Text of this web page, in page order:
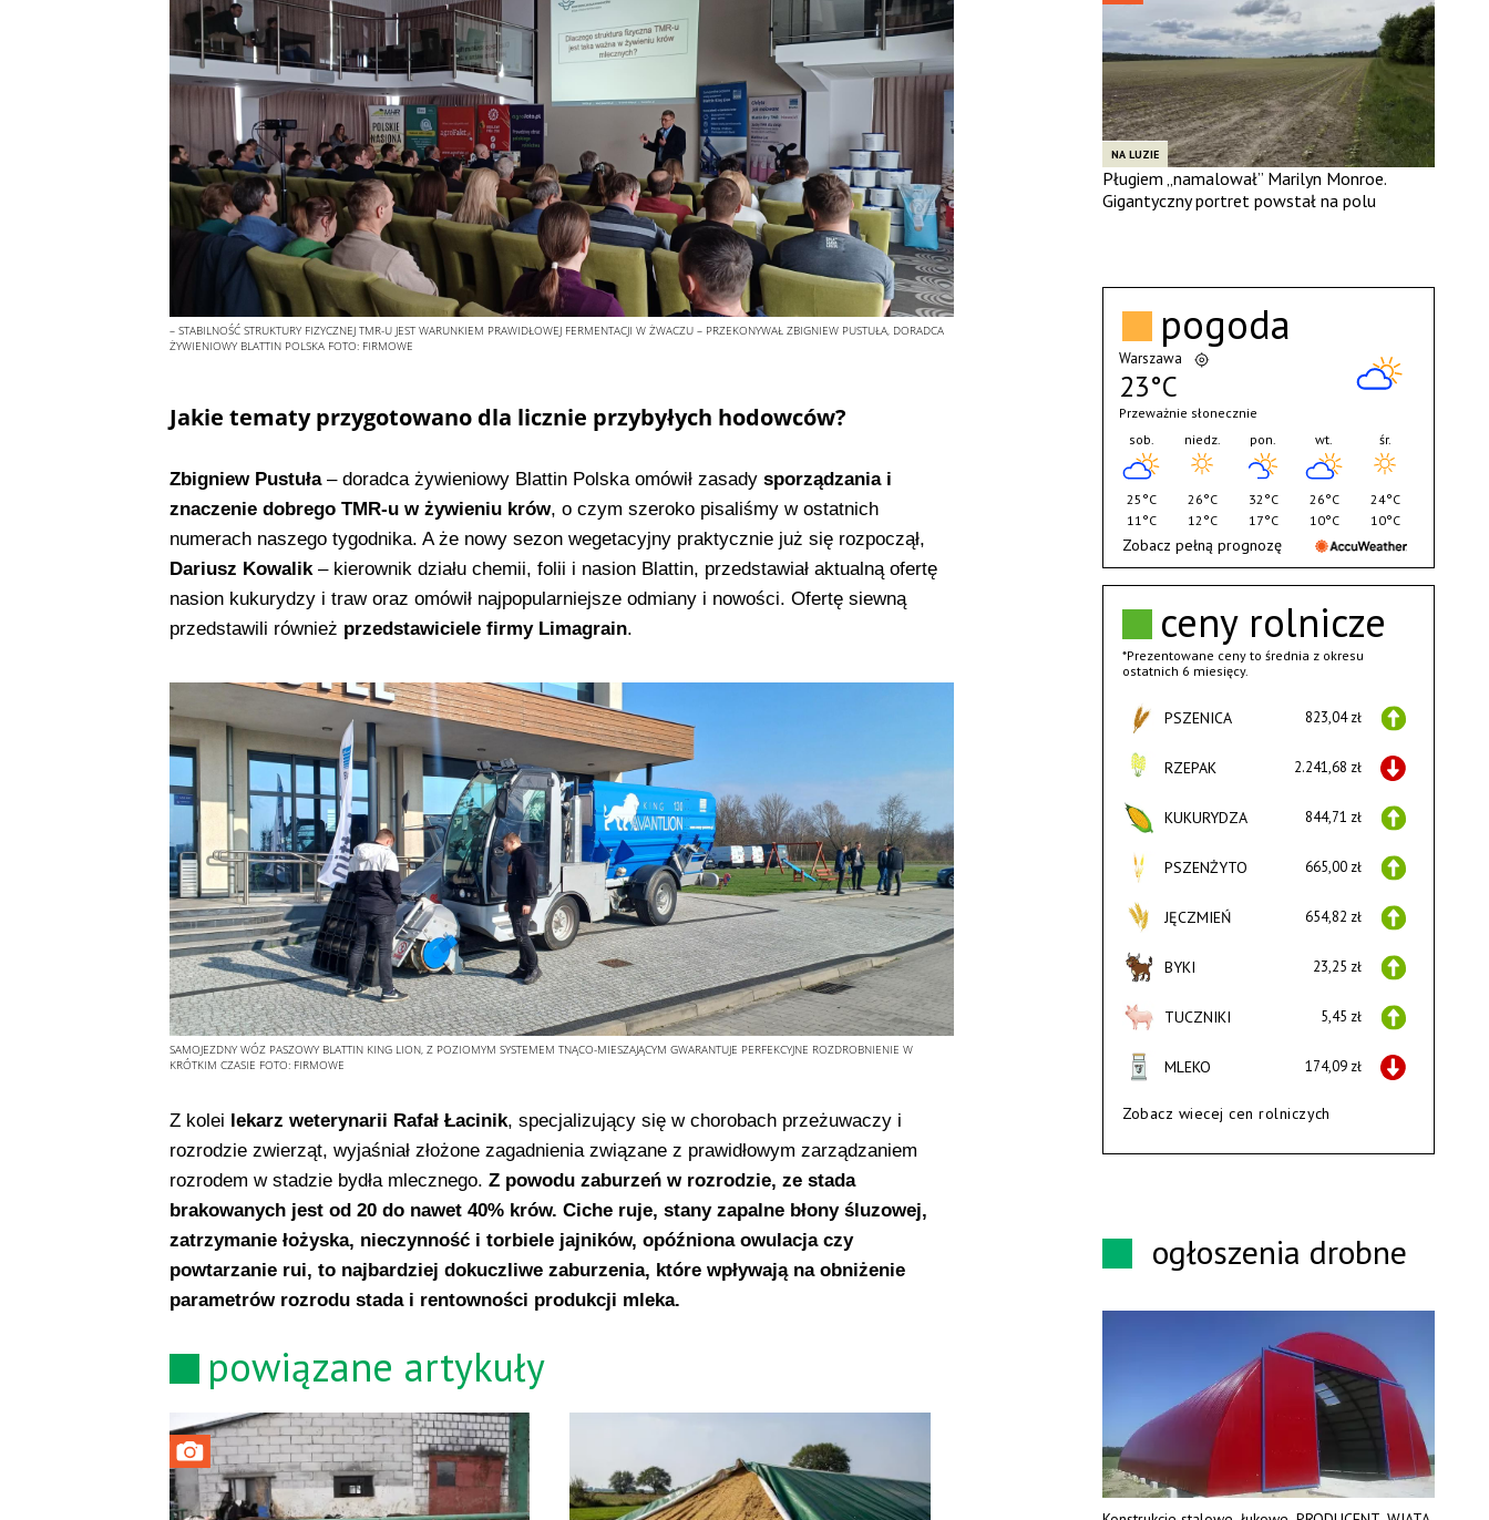
– STABILNOŚĆ STRUKTURY FIZYCZNEJ TMR-U JEST WARUNKIEM PRAWIDŁOWEJ FERMENTACJI W ŻWACZU – PRZEKONYWAŁ ZBIGNIEW PUSTUŁA, DORADCA
ŻYWIENIOWY BLATTIN POLSKA FOTO: FIRMOWE
Jakie tematy przygotowano dla licznie przybyłych hodowców?
Zbigniew Pustuła – doradca żywieniowy Blattin Polska omówił zasady sporządzania i
znaczenie dobrego TMR-u w żywieniu krów, o czym szeroko pisaliśmy w ostatnich
numerach naszego tygodnika. A że nowy sezon wegetacyjny praktycznie już się rozpoczął,
Dariusz Kowalik– kierownik działu chemii, folii i nasion Blattin, przedstawiał aktualną ofertę
nasion kukurydzy i traw oraz omówił najpopularniejsze odmiany i nowości. Ofertę siewną
przedstawili również przedstawiciele firmy Limagrain.
SAMOJEZDNY WÓZ PASZOWY BLATTIN KING LION, Z POZIOMYM SYSTEMEM TNĄCO-MIESZAJĄCYM GWARANTUJE PERFEKCYJNE ROZDROBNIENIE W
KRÓTKIM CZASIE FOTO: FIRMOWE
Z kolei lekarz weterynarii Rafał Łacinik, specjalizujący się w chorobach przeżuwaczy i
rozrodzie zwierząt, wyjaśniał złożone zagadnienia związane z prawidłowym zarządzaniem
rozrodem w stadzie bydła mlecznego. Z powodu zaburzeń w rozrodzie, ze stada
brakowanych jest od 20 do nawet 40% krów. Ciche ruje, stany zapalne błony śluzowej,
zatrzymanie łożyska, nieczynność i torbiele jajników, opóźniona owulacja czy
powtarzanie rui, to najbardziej dokuczliwe zaburzenia, które wpływają na obniżenie
parametrów rozrodu stada i rentowności produkcji mleka.
powiązane artykuły
NA LUZIE
Pługiem „namalował” Marilyn Monroe.
Gigantyczny portret powstał na polu
ceny rolnicze
*Prezentowane ceny to średnia z okresu
ostatnich 6 miesięcy.
PSZENICA 823,04 zł
RZEPAK 2.241,68 zł
KUKURYDZA 844,71 zł
PSZENŻYTO 665,00 zł
JĘCZMIEŃ 654,82 zł
BYKI 23,25 zł
TUCZNIKI 5,45 zł
MLEKO 174,09 zł
Zobacz wiecej cen rolniczych
pogoda
Warszawa
23°C
Przeważnie słonecznie
sob.
25°C
11°C
niedz.
26°C
12°C
pon.
32°C
17°C
wt.
26°C
10°C
śr.
24°C
10°C
Zobacz pełną prognozę
ogłoszenia drobne